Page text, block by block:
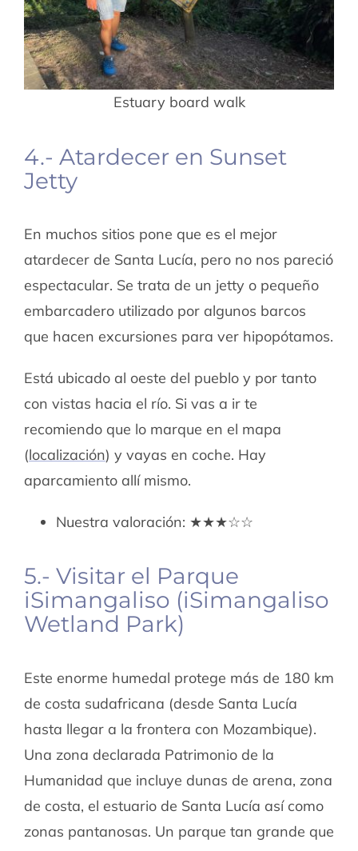
Estuary board walk
4.- Atardecer en Sunset
Jetty
En muchos sitios pone que es el mejor
atardecer de Santa Lucía, pero no nos pareció
espectacular. Se trata de un jetty o pequeño
embarcadero utilizado por algunos barcos
que hacen excursiones para ver hipopótamos.
Está ubicado al oeste del pueblo y por tanto
con vistas hacia el río. Si vas a ir te
recomiendo que lo marque en el mapa
(localización) y vayas en coche. Hay
aparcamiento allí mismo.
Nuestra valoración: ★★★☆☆
5.- Visitar el Parque
iSimangaliso (iSimangaliso
Wetland Park)
Este enorme humedal protege más de 180 km
de costa sudafricana (desde Santa Lucía
hasta llegar a la frontera con Mozambique).
Una zona declarada Patrimonio de la
Humanidad que incluye dunas de arena, zona
de costa, el estuario de Santa Lucía así como
zonas pantanosas. Un parque tan grande que